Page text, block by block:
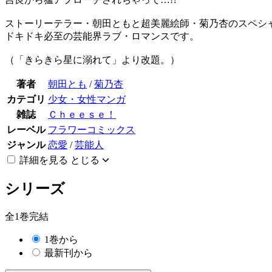
ストーリーテラー・朝田ともと超美麗絵師・菊乃杏のスペシ
ドキドキ必至の芸能界ラブ・ロマンスです。
（「きらきら星に溺れて」より改題。）
著者 朝田とも /菊乃杏
カテゴリ 少女・女性マンガ
雑誌
Ｃｈｅｅｓｅ！
レーベル フラワーコミックス
ジャンル 恋愛 /芸能人
詳細を見る とじる
シリーズ
全1巻完結
1巻から
最新刊から